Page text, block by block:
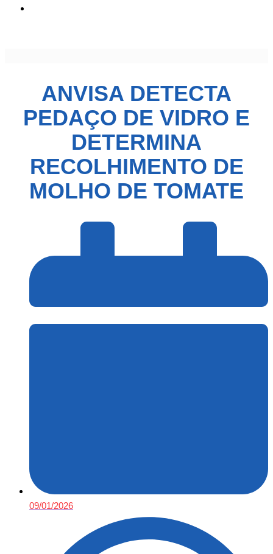
ANVISA DETECTA
PEDAÇO DE VIDRO E
DETERMINA
RECOLHIMENTO DE
MOLHO DE TOMATE
09/01/2026